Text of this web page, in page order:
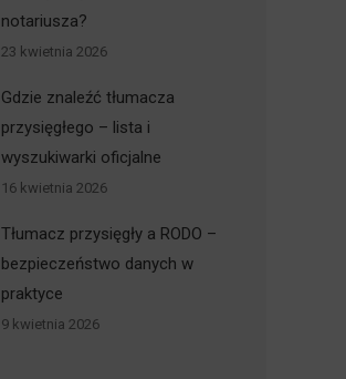
notariusza?
23 kwietnia 2026
Gdzie znaleźć tłumacza
przysięgłego – lista i
wyszukiwarki oficjalne
16 kwietnia 2026
Tłumacz przysięgły a RODO –
bezpieczeństwo danych w
praktyce
9 kwietnia 2026